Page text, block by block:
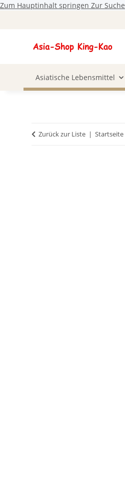
Zum Hauptinhalt springen Zur
Asiatische Lebensmittel
Zurück zur Liste Startseite